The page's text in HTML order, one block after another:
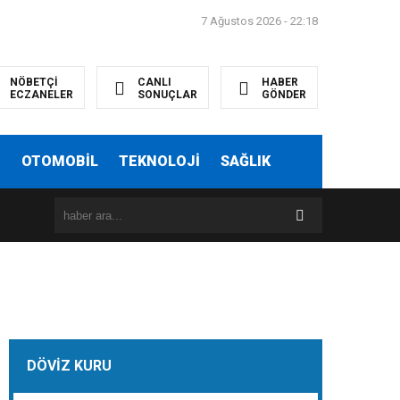
7 Ağustos 2026 - 22:18
NÖBETÇİ
ECZANELER
CANLI
SONUÇLAR
HABER
GÖNDER
OTOMOBİL TEKNOLOJİ SAĞLIK
DÖVİZ KURU